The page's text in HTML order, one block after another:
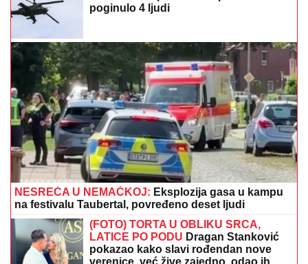
Eminu Jahović je jedna trauma OBELEŽILA ZA CEO
ŽIVOT, ovo malo ko zna: "Pao mi je na ruke, bilo mi je
Sludeše celu planetu: Trampov čovek
otkrio šta će biti sa prolaskom kroz
Ormuz
"KAD SAM SE OŽENIO IMAO SAM
LJUBAVNICU, IMAM JE I DANAS"
Pevač oženio koleginicu pa javno
priznao da je vara na svakom koraku:
"Skoro svi na estradi imaju paralelne
veze"